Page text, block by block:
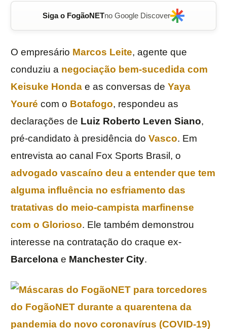
Siga o FogãoNETno Google Discover
O empresário Marcos Leite, agente que
conduziu a negociação bem-sucedida com
Keisuke Honda e as conversas de Yaya
Youré com o Botafogo, respondeu as
declarações de Luiz Roberto Leven Siano,
pré-candidato à presidência do Vasco. Em
entrevista ao canal Fox Sports Brasil, o
advogado vascaíno deu a entender que tem
alguma influência no esfriamento das
tratativas do meio-campista marfinense
com o Glorioso. Ele também demonstrou
interesse na contratação do craque ex-
Barcelona e Manchester City.